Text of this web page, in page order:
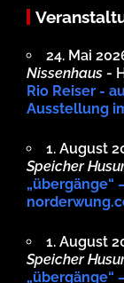
24. Mai
Nissenhaus -
Rio Reiser -
Ausstellung
1. August
Speicher
„übergänge“
1. August
Speicher
„übergänge“